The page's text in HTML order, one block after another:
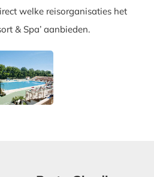
welke reisorganisaties het
& Spa’ aanbieden.